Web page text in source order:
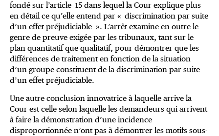
fondé sur l’article 15 dans lequel la Cour explique plus
en détail ce qu’elle entend par « discrimination par suite
d’un effet préjudiciable ». L’arrêt examine en outre le
genre de preuve exigée par les tribunaux, tant sur le
plan quantitatif que qualitatif, pour démontrer que les
différences de traitement en fonction de la situation
d’un groupe constituent de la discrimination par suite
d’un effet préjudiciable.
Une autre conclusion innovatrice à laquelle arrive la
Cour est celle selon laquelle les demandeurs qui arrivent
à faire la démonstration d’une incidence
disproportionnée n’ont pas à démontrer les motifs sous-